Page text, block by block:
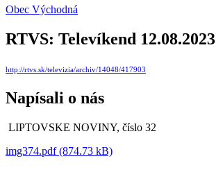
Obec Východná
RTVS: Televíkend 12.08.2023
http://rtvs.sk/televizia/archiv/14048/417903
Napísali o nás
LIPTOVSKE NOVINY, číslo 32
img374.pdf (874.73 kB)